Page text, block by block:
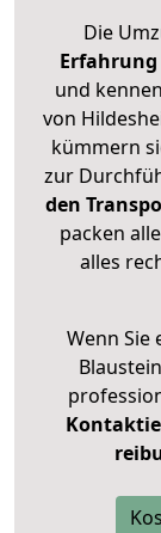
Die
Erfahrung
und
von
kümmern
zur
den
packen
alles
Wenn Sie